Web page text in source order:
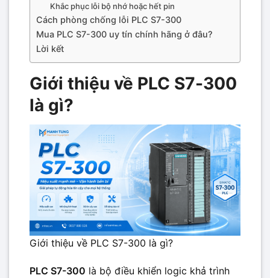
Khắc phục lỗi bộ nhớ hoặc hết pin
Cách phòng chống lỗi PLC S7-300
Mua PLC S7-300 uy tín chính hãng ở đâu?
Lời kết
Giới thiệu về PLC S7-300
là gì?
Giới thiệu về PLC S7-300 là gì?
PLC S7-300 là bộ điều khiển logic khả trình